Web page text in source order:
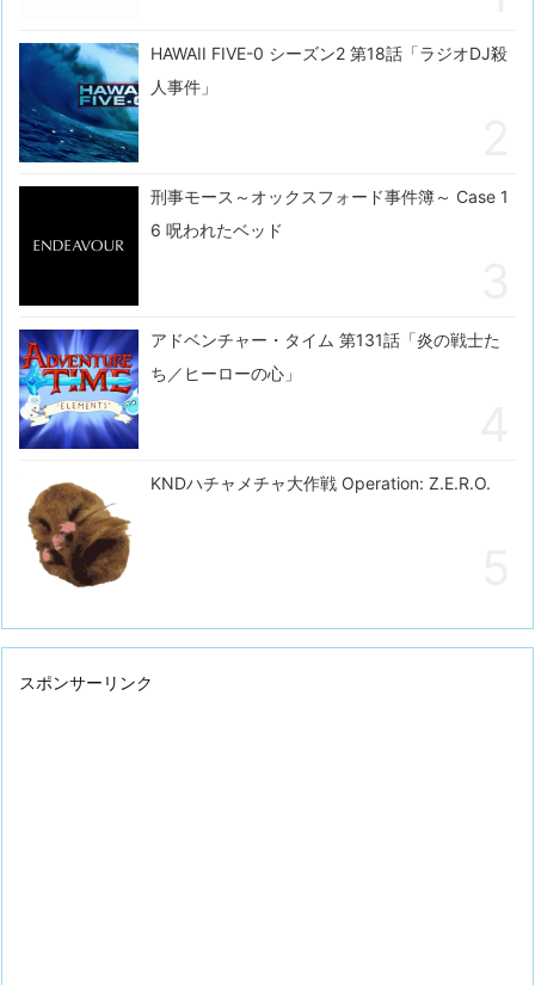
HAWAII FIVE-0 シーズン2 第18話「ラジオDJ殺
人事件」
刑事モース～オックスフォード事件簿～ Case 1
6 呪われたベッド
アドベンチャー・タイム 第131話「炎の戦士た
ち／ヒーローの心」
KNDハチャメチャ大作戦 Operation: Z.E.R.O.
スポンサーリンク